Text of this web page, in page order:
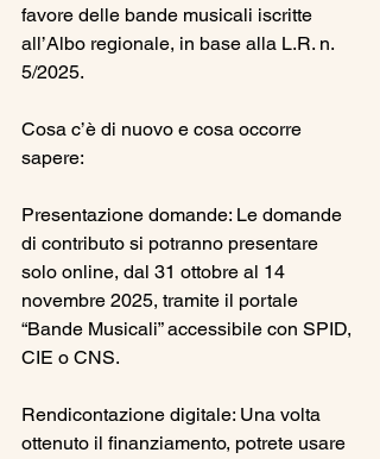
favore delle bande musicali iscritte
all’Albo regionale, in base alla L.R. n.
5/2025.
Cosa c’è di nuovo e cosa occorre
sapere:
Presentazione domande: Le domande
di contributo si potranno presentare
solo online, dal 31 ottobre al 14
novembre 2025, tramite il portale
“Bande Musicali” accessibile con SPID,
CIE o CNS.
Rendicontazione digitale: Una volta
ottenuto il finanziamento, potrete usare